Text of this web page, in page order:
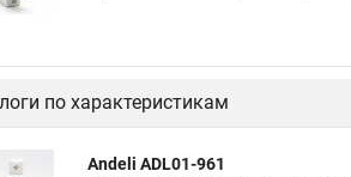
по характеристикам
Andeli ADL01-961